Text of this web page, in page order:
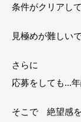
条件がクリアし
見極めが難しい
さらに
応募をしても…
そこで 絶望感